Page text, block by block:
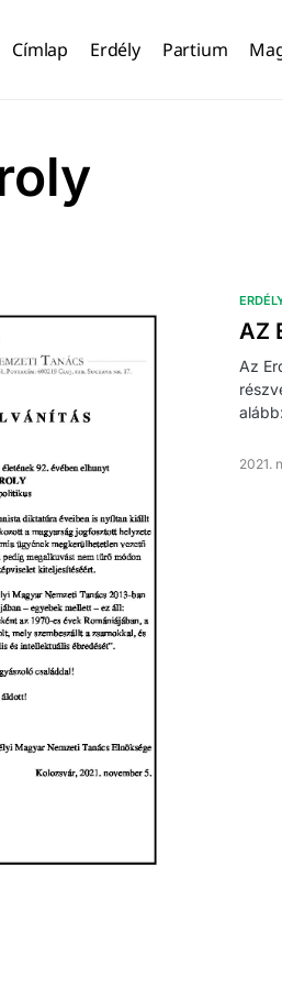
Címlap Erdély Partium
AZ
Az
2021.